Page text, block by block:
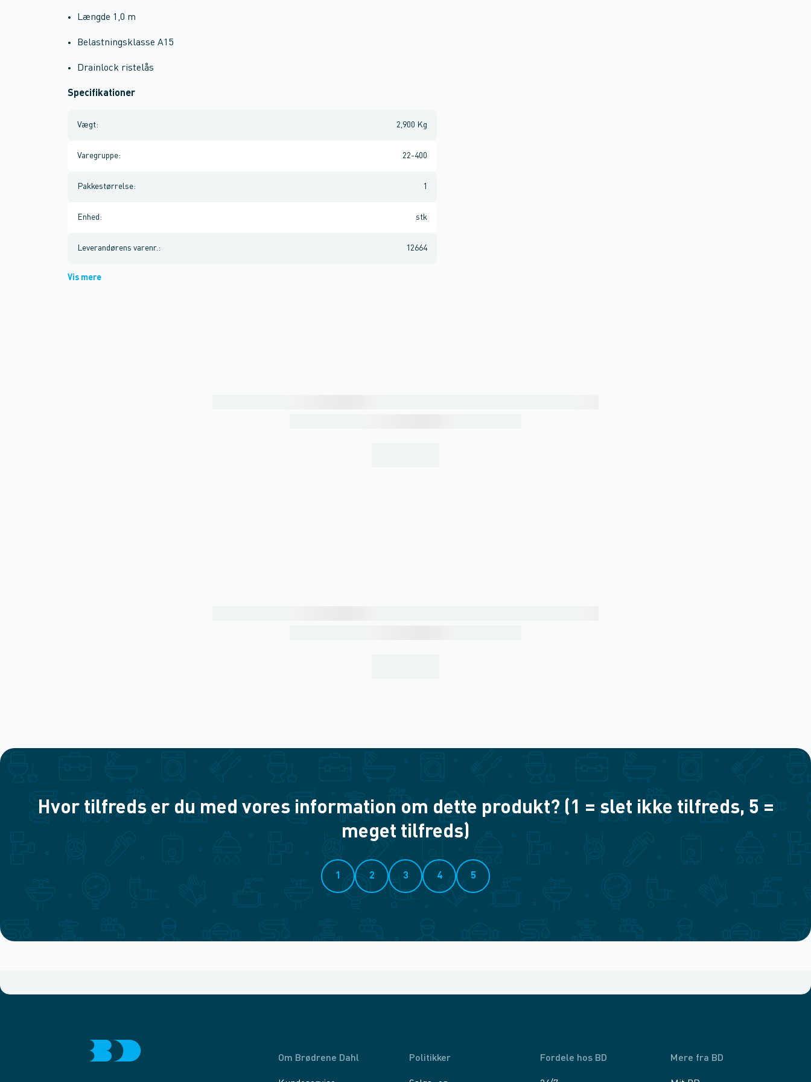
Længde 1,0 m
Belastningsklasse A15
Drainlock ristelås
Specifikationer
Vægt: 2,900 Kg
Varegruppe: 22-400
Pakkestørrelse: 1
Enhed : stk
Leverandørens varenr. : 12664
Vis mere
Hvor tilfreds er du med vores information om dette produkt? (1 = slet ikke tilfreds, 5 =
meget tilfreds)
1 2 3 4 5
Om Brødrene Dahl Politikker Fordele hos BD Mere fra BD